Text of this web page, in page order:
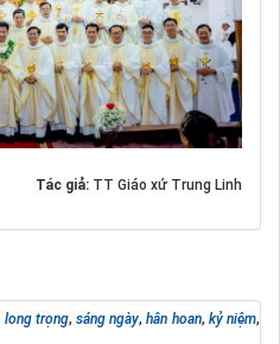
Tác giả: TT Giáo xứ Trung Linh
long trọng, sáng ngày,hân hoan, kỷ niệm,